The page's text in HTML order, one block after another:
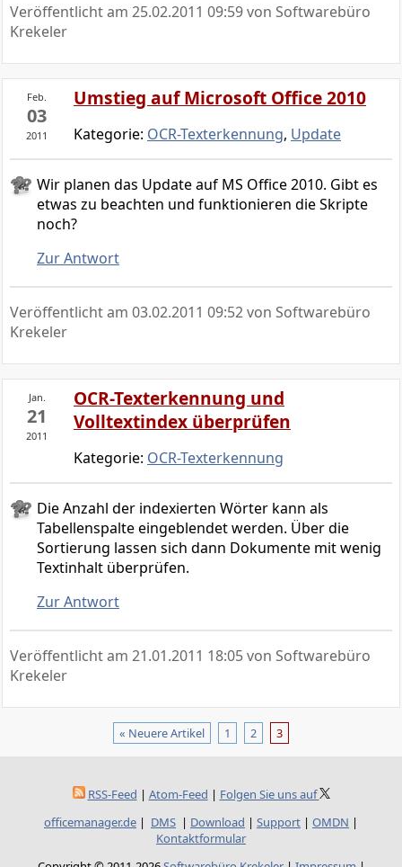
Veröffentlicht am 25.02.2011 09:59von Softwarebüro
Krekeler
Feb.
03
2011
Umstieg auf Microsoft Office 2010
Kategorie: OCR-Texterkennung, Update
Wir planen das Update auf MS Office 2010. Gibt es
etwas zu beachten und funktionieren die Skripte
noch?
Zur Antwort
Veröffentlicht am 03.02.2011 09:52von Softwarebüro
Krekeler
Jan.
21
2011
OCR-Texterkennung und
Volltextindex überprüfen
Kategorie: OCR-Texterkennung
Die Anzahl der indexierten Wörter kann als
Tabellenspalte eingeblendet werden. Über die
Sortierung lassen sich dann Dokumente mit wenig
Textinhalt überprüfen.
Zur Antwort
Veröffentlicht am 21.01.2011 18:05von Softwarebüro
Krekeler
« Neuere Artikel 1 2 3
RSS-Feed | Atom-Feed | Folgen Sie uns auf
officemanager.de | DMS | Download | Support | OMDN |
Kontaktformular